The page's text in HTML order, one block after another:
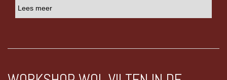
Lees meer